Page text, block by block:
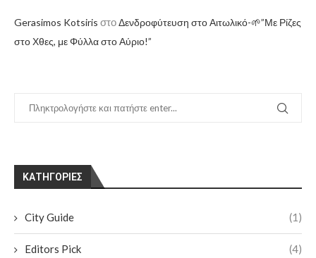
Gerasimos Kotsiris στοΔενδροφύτευση στο Αιτωλικό-🌱”Με Ρίζες
στο Χθες, με Φύλλα στο Αύριο!”
KΑΤΗΓΟΡΊΕΣ
City Guide (1)
Editors Pick (4)